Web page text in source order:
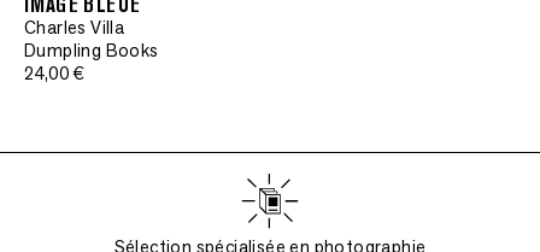
Charles Villa
Dumpling Books
24,00 €
Sélection spécialisée en photographie